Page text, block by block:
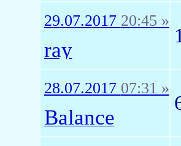
29.07.2017 20:45 »
ray
28.07.2017 07:31 »
Balance